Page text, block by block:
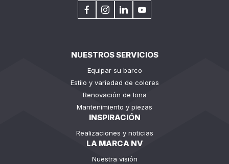
NUESTROS SERVICIOS
Equipar su barco
Estilo y variedad de colores
Renovación de lona
Mantenimiento y piezas
INSPIRACIÓN
Realizaciones y noticias
LA MARCA NV
Nuestra visión